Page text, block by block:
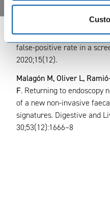
. New fecal
cancer screening reduces
false-positive rate in a
2020;15(12).
Malagón M, Oliver L,
F. Returning to endoscopy
of a new non-invasive
signatures. Digestive and
30;53(12):1666–8